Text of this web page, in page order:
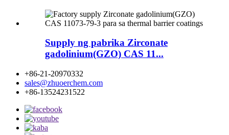
Supply ng pabrika Zirconate
gadolinium(GZO) CAS 11...
+86-21-20970332
sales@zhuoerchem.com
+86-13524231522